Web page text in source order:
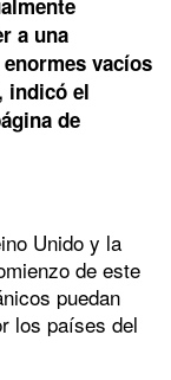
a una
vacíos
indicó el
de
Unido y la
de este
puedan
los países del